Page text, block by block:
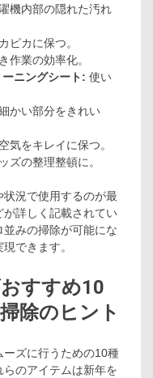
機内部の隠れた汚れ
ピカに保つ。
作業の効率化。
ニングシート: 使い
かい部分をきれい
気をキレイに保つ。
ズの整理整頓に。
況で使用するのが最
詳しく記載されてい
みの掃除が可能にな
できます。
すすめ10
除のヒント
ズに行うための10種
のアイテムは新年を